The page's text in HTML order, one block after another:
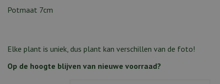
Potmaat 7cm
Elke plant is uniek, dus plant kan verschillen van de foto!
Op de hoogte blijven van nieuwe voorraad?